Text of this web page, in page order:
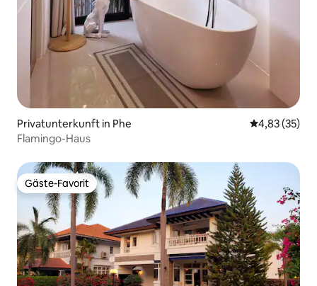
Privatunterkunft in Phe
4,83 (35)
Flamingo-Haus
Gäste-Favorit
Gäste-Favorit